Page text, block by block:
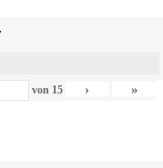
von 15 › »